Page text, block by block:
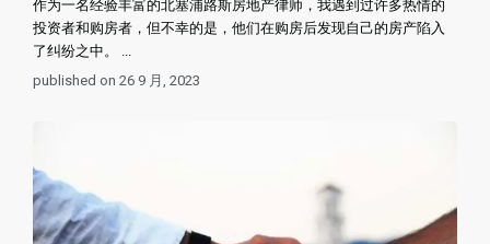
作为一名经验丰富的北塞浦路斯房地产律师，我遇到过许多热情的
投资者和购房者，但不幸的是，他们在购房后发现自己的房产陷入
了纠纷之中。 ...
published on 26 9 月, 2023